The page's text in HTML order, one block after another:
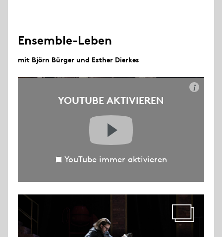
Ensemble-Leben
mit Björn Bürger und Esther Dierkes
YOUTUBE AKTIVIEREN
i
YouTube immer aktivieren